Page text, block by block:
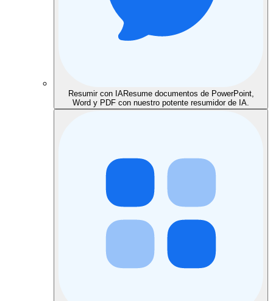
Resumir con IAResume documentos de PowerPoint,
Word y PDF con nuestro potente resumidor de IA.